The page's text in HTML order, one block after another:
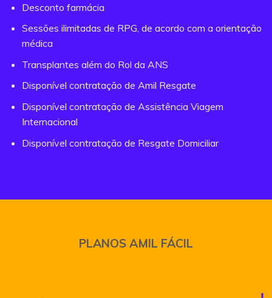
Desconto farmácia
Sessões ilimitadas de RPG, de acordo com a orientação
médica
Transplantes além do Rol da ANS
Disponível contratação de Amil Resgate
Disponível contratação de Assistência Viagem
Internacional
Disponível contratação de Resgate Domiciliar
PLANOS AMIL FÁCIL